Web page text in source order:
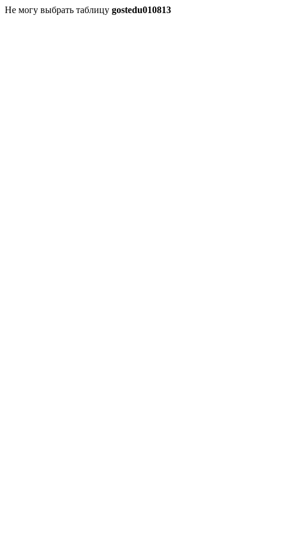
Не могу выбрать таблицу gostedu010813